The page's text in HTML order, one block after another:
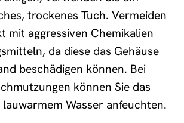
trockenes Tuch. Vermeiden
mit aggressiven Chemikalien
da diese das Gehäuse
beschädigen können. Bei
können Sie das
Wasser anfeuchten.